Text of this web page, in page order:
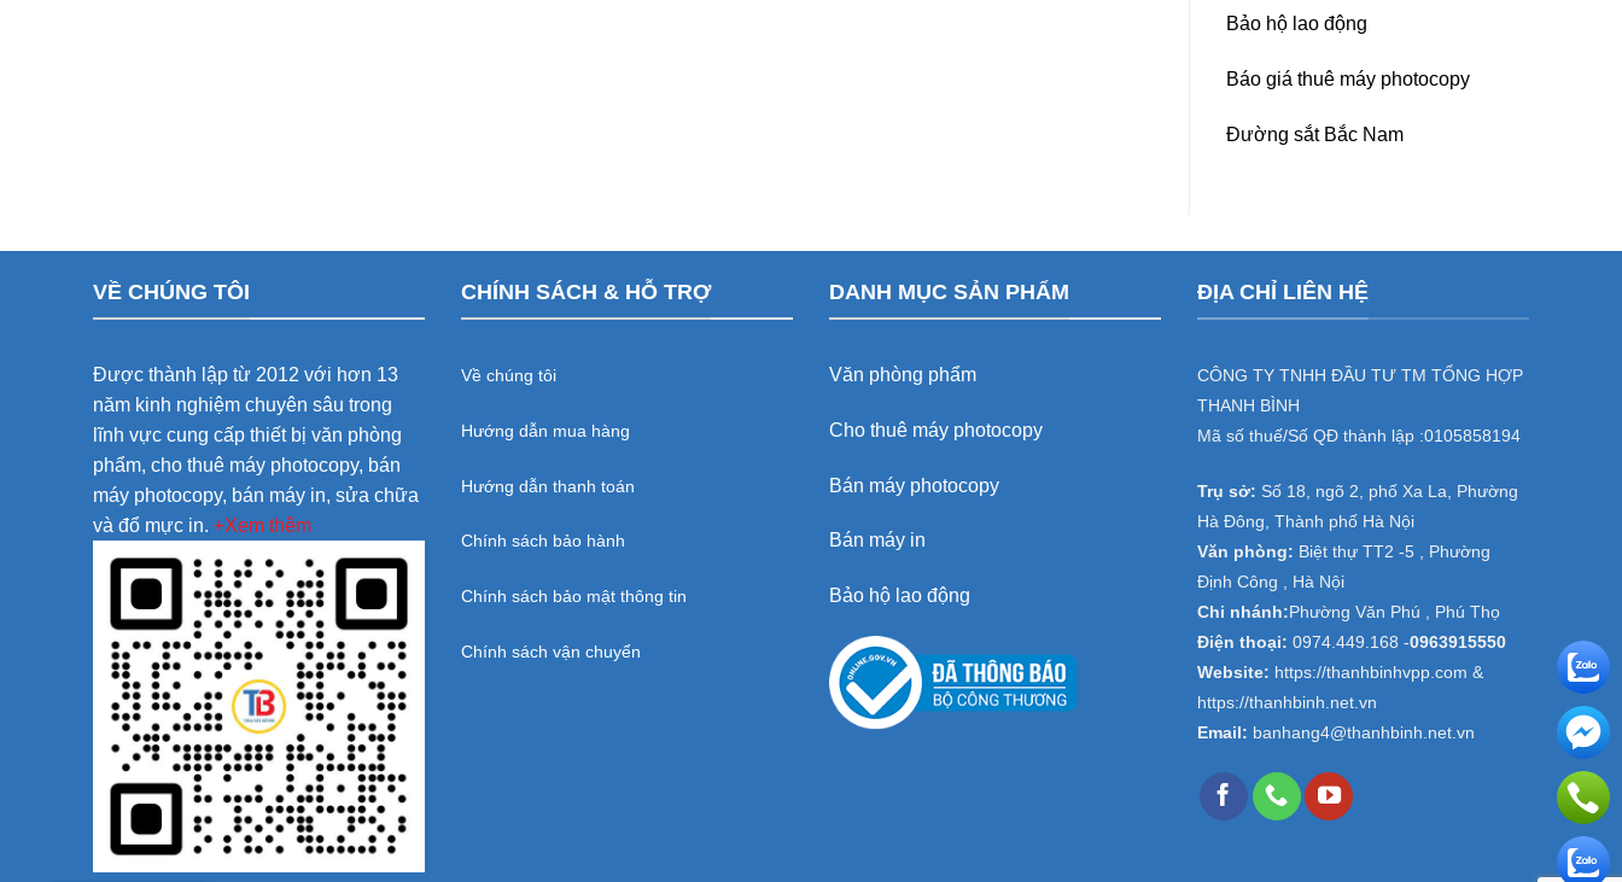
Bảo hộ lao động
Báo giá thuê máy photocopy
Đường sắt Bắc Nam
VỀ CHÚNG TÔI
Được thành lập từ 2012 với hơn 13
năm kinh nghiệm chuyên sâu trong
lĩnh vực cung cấp thiết bị văn phòng
phẩm, cho thuê máy photocopy, bán
máy photocopy, bán máy in, sửa chữa
và đổ mực in. +Xem thêm
CHÍNH SÁCH & HỖ TRỢ
Về chúng tôi
Hướng dẫn mua hàng
Hướng dẫn thanh toán
Chính sách bảo hành
Chính sách bảo mật thông tin
Chính sách vận chuyển
DANH MỤC SẢN PHẨM
Văn phòng phẩm
Cho thuê máy photocopy
Bán máy photocopy
Bán máy in
Bảo hộ lao động
ĐỊA CHỈ LIÊN HỆ
CÔNG TY TNHH ĐẦU TƯ TM TỔNG HỢP
THANH BÌNH
Mã số thuế/Số QĐ thành lập :0105858194
Trụ sở: Số 18, ngõ 2, phố Xa La, Phường
Hà Đông, Thành phố Hà Nội
Văn phòng: Biệt thự TT2 -5 , Phường
Định Công , Hà Nội
Chi nhánh: Phường Văn Phú , Phú Thọ
Điện thoại: 0974.449.168 -0963915550
Website: https://thanhbinhvpp.com &
https://thanhbinh.net.vn
Email: banhang4@thanhbinh.net.vn